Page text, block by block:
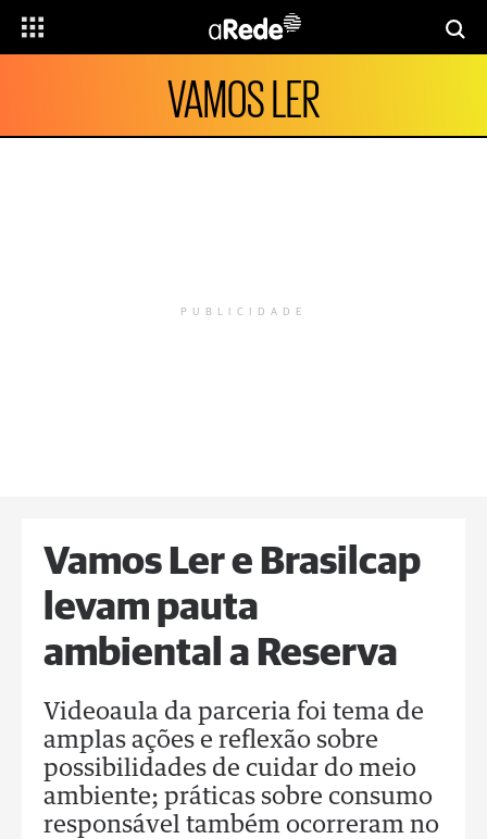
VAMOS LER
PUBLICIDADE
Vamos Ler e Brasilcap
levam pauta
ambiental a Reserva
Videoaula da parceria foi tema de
amplas ações e reflexão sobre
possibilidades de cuidar do meio
ambiente; práticas sobre consumo
responsável também ocorreram no